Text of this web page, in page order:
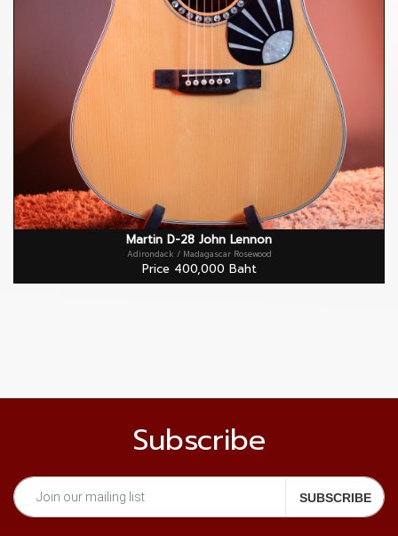
Martin D-28 John Lennon
Adirondack / Madagascar Rosewood
Price 400,000 Baht
Subscribe